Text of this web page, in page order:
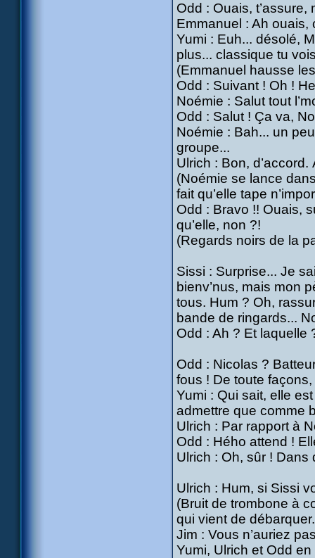
Odd : Ouais, t’assure,
Emmanuel : Ah ouais,
Yumi : Euh... désolé,
plus... classique tu
(Emmanuel hausse
Odd : Suivant ! Oh !
Noémie : Salut tout
Odd : Salut ! Ça va,
Noémie : Bah... un
groupe...
Ulrich : Bon, d’accord.
(Noémie se lance
fait qu’elle tape
Odd : Bravo !! Ouais,
qu’elle, non ?!
(Regards noirs de la
Sissi : Surprise... Je
bienv’nus, mais mon
tous. Hum ? Oh,
bande de ringards...
Odd : Ah ? Et laquelle
Odd : Nicolas ?
fous ! De toute
Yumi : Qui sait, elle
admettre que comme
Ulrich : Par rapport à
Odd : Hého attend !
Ulrich : Oh, sûr ! Dans
Ulrich : Hum, si Sissi
(Bruit de trombone à
qui vient de
Jim : Vous n’auriez
Yumi, Ulrich et Odd